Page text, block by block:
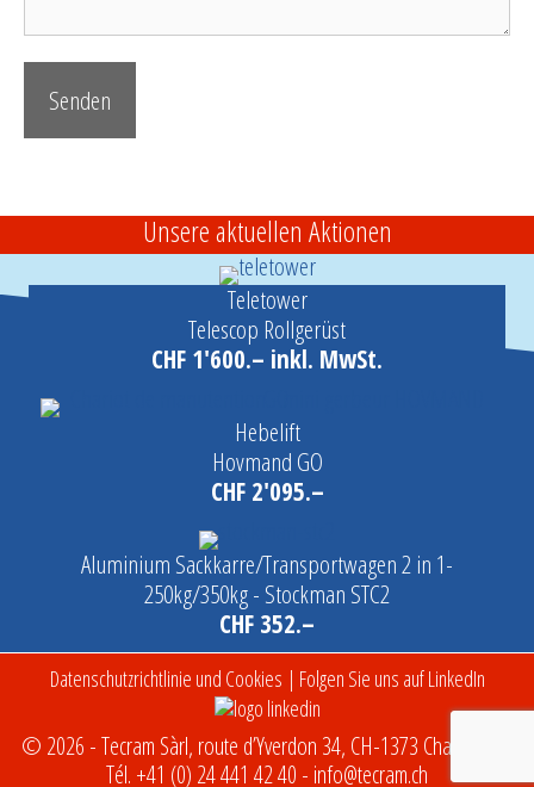
Unsere aktuellen Aktionen
Teletower
Telescop Rollgerüst
CHF 1'600.– inkl. MwSt.
Hebelift
Hovmand GO
CHF 2'095.–
Aluminium Sackkarre/Transportwagen 2 in 1-
250kg/350kg - Stockman STC2
CHF 352.–
Datenschutzrichtlinie und Cookies | Folgen Sie uns auf LinkedIn
© 2026 - Tecram Sàrl, route d’Yverdon 34, CH-1373 Chavornay -
Tél. +41 (0) 24 441 42 40 - info@tecram.ch